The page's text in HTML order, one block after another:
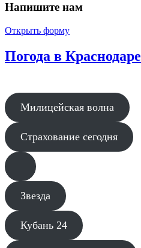
Напишите нам
Открыть форму
Погода в Краснодаре
Милицейская волна
Страхование сегодня
Звезда
Кубань 24